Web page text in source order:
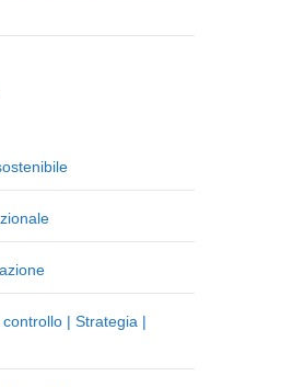
| Strategia |